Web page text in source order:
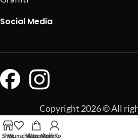
Social Media
Copyright 2026 © All
ShopWunschlisteWarenkorb
Mein Konto